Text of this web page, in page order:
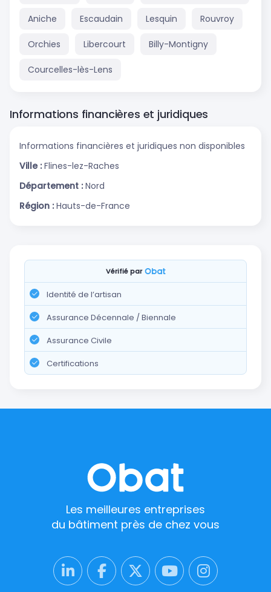
Aniche Escaudain Lesquin Rouvroy
Orchies Libercourt Billy-Montigny
Courcelles-lès-Lens
Informations financières et juridiques
Informations financières et juridiques non disponibles
Ville : Flines-lez-Raches
Département : Nord
Région : Hauts-de-France
Vérifié par
Identité de l’artisan
Assurance Décennale / Biennale
Assurance Civile
Certifications
Les meilleures entreprises
du bâtiment près de chez vous